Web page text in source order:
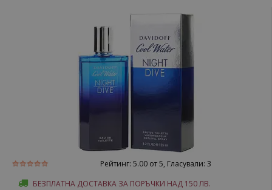
Рейтинг: 5.00от 5, Гласували: 3
БЕЗПЛАТНА ДОСТАВКА ЗА ПОРЪЧКИ НАД 150 ЛВ.